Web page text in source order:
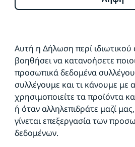
Αυτή η Δήλωση περί
βοηθήσει να κατανοήσετε
προσωπικά δεδομένα
συλλέγουμε και τι κάνουμε με
χρησιμοποιείτε τα προϊόντα
ή όταν αλληλεπιδράτε μαζί
γίνεται επεξεργασία των
δεδομένων.